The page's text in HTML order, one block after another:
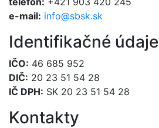
e-mail: info@sbsk.sk
Identifikačné údaje
IČO: 46 685 952
DIČ: 20 23 51 54 28
IČ DPH: SK 20 23 51 54 28
Kontakty